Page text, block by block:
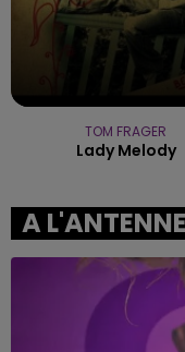
TOM FRAGER
Lady Melody
A L'ANTENNE